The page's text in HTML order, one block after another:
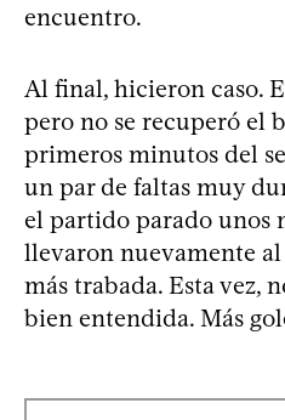
encuentro.
Al final, hicieron caso.
pero no se recuperó el
primeros minutos del
un par de faltas muy
el partido parado unos
llevaron nuevamente al
más trabada. Esta vez,
bien entendida. Más